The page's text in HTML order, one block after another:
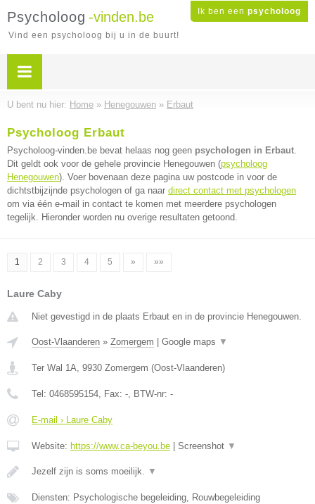
Ik ben een psycholoog
Psycholoog -vinden.be
Vind een psycholoog bij u in de buurt!
U bent nu hier: Home » Henegouwen » Erbaut
Psycholoog Erbaut
Psycholoog-vinden.be bevat helaas nog geen psychologen in Erbaut.
Dit geldt ook voor de gehele provincie Henegouwen (psycholoog
Henegouwen). Voer bovenaan deze pagina uw postcode in voor de
dichtstbijzijnde psychologen of ga naar direct contact met psychologen
om via één e-mail in contact te komen met meerdere psychologen
tegelijk. Hieronder worden nu overige resultaten getoond.
1 2 3 4 5 » »»
Laure Caby
Niet gevestigd in de plaats Erbaut en in de provincie Henegouwen.
Oost-Vlaanderen » Zomergem Google maps ▼
Ter Wal 1A, 9930 Zomergem (Oost-Vlaanderen)
Tel: 0468595154, Fax: -, BTW-nr: -
E-mail › Laure Caby
Website: https://www.ca-beyou.be Screenshot ▼
Jezelf zijn is soms moeilijk. ▼
Diensten: Psychologische begeleiding, Rouwbegeleiding